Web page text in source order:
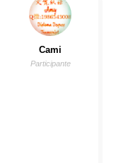
Cami
Participante